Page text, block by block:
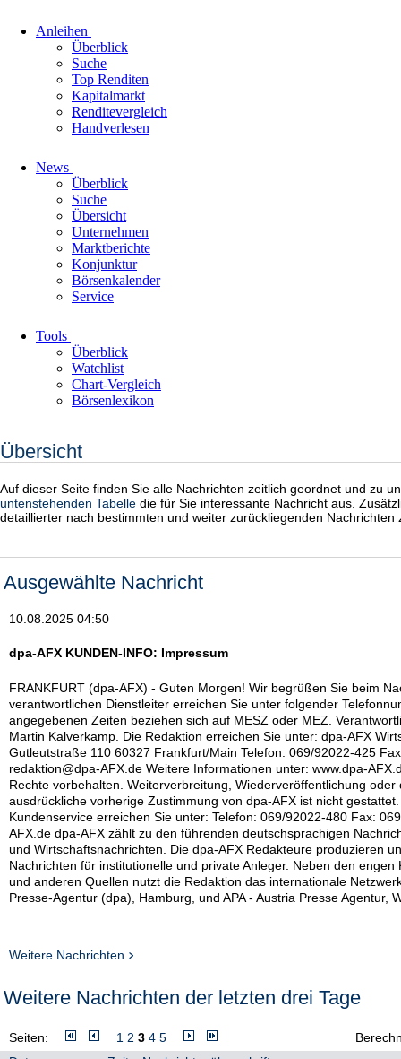
Anleihen
Überblick
Suche
Top Renditen
Kapitalmarkt
Renditevergleich
Handverlesen
News
Überblick
Suche
Übersicht
Unternehmen
Marktberichte
Konjunktur
Börsenkalender
Service
Tools
Überblick
Watchlist
Chart-Vergleich
Börsenlexikon
Übersicht
Auf dieser Seite finden Sie alle Nachrichten zeitlich geordnet und zu
untenstehenden Tabelle die für Sie interessante Nachricht aus.
detaillierter nach bestimmten und weiter zurückliegenden Nachrichten
Ausgewählte Nachricht
10.08.2025 04:50
dpa-AFX KUNDEN-INFO: Impressum
FRANKFURT (dpa-AFX) - Guten Morgen! Wir begrüßen Sie beim
verantwortlichen Dienstleiter erreichen Sie unter folgender
angegebenen Zeiten beziehen sich auf MESZ oder MEZ.
Martin Kalverkamp. Die Redaktion erreichen Sie unter: dpa-AFX
Gutleutstraße 110 60327 Frankfurt/Main Telefon: 069/92022-425
redaktion@dpa-AFX.de Weitere Informationen unter: www.dpa-
Rechte vorbehalten. Weiterverbreitung, Wiederveröffentlichung
ausdrückliche vorherige Zustimmung von dpa-AFX ist nicht
Kundenservice erreichen Sie unter: Telefon: 069/92022-480 Fax:
AFX.de dpa-AFX zählt zu den führenden deutschsprachigen
und Wirtschaftsnachrichten. Die dpa-AFX Redakteure produzieren
Nachrichten für institutionelle und private Anleger. Neben den
und anderen Quellen nutzt die Redaktion das internationale
Presse-Agentur (dpa), Hamburg, und APA - Austria Presse Agentur,
Weitere Nachrichten
Weitere Nachrichten der letzten drei Tage
Seiten: 1 2 3 4 5